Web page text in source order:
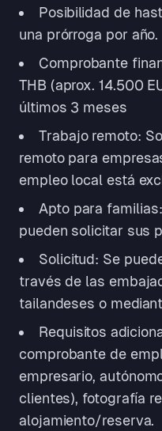
Posibilidad de
una prórroga por año.
Comprobante
THB (aprox. 14.500
últimos 3 meses
Trabajo remoto:
remoto para
empleo local está
Apto para
pueden solicitar sus
Solicitud: Se
través de las
tailandeses o
Requisitos
comprobante de
empresario,
clientes), fotografía
alojamiento/reserva.